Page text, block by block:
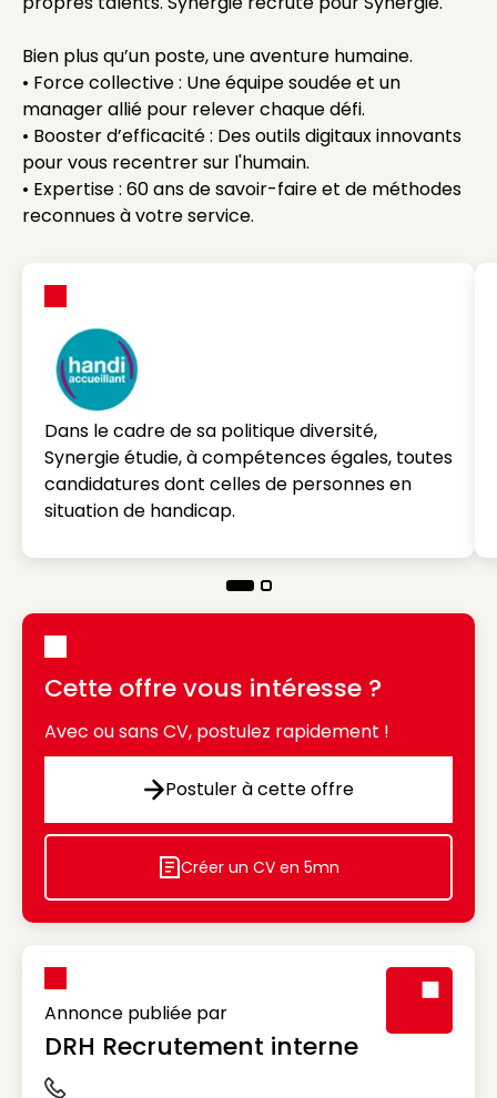
Bien plus qu’un poste, une aventure humaine.
• Force collective : Une équipe soudée et un
manager allié pour relever chaque défi.
• Booster d’efficacité : Des outils digitaux innovants
pour vous recentrer sur l'humain.
• Expertise : 60 ans de savoir-faire et de méthodes
reconnues à votre service.
Dans le cadre de sa politique diversité,
Synergie étudie, à compétences égales, toutes
candidatures dont celles de personnes en
situation de handicap.
Cette offre vous intéresse ?
Avec ou sans CV, postulez rapidement !
Postuler à cette offre
Postuler à cette offre
Icon decorative
Créer un CV en 5mn
Annonce publiée par
DRH Recrutement interne